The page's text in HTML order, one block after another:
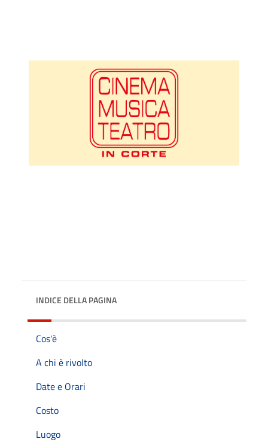
INDICE DELLA PAGINA
Cos'è
A chi è rivolto
Date e Orari
Costo
Luogo